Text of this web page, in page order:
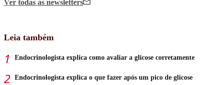
Ver todas as newsletters
Leia também
Endocrinologista explica como avaliar a glicose corretamente
Endocrinologista explica o que fazer após um pico de glicose